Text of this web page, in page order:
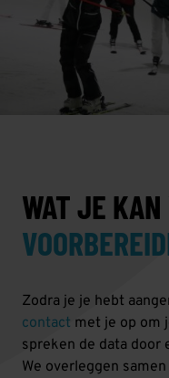
WAT JE KAN
Zodra je je hebt
contact met je op om
spreken de data door
We overleggen